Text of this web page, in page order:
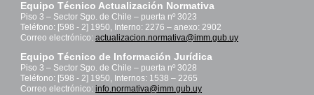
Equipo Técnico Actualización Normativa
Piso 3 – Sector Sgo. de Chile – puerta nº 3023
Teléfono: [598 - 2] 1950, Interno: 2276 – anexo: 2902
Correo electrónico: actualizacion.normativa@imm.gub.uy
Equipo Técnico de Información Jurídica
Piso 3 – Sector Sgo. de Chile – puerta nº 3028
Teléfono: [598 - 2] 1950, Internos: 1538 – 2265
Correo electrónico: info.normativa@imm.gub.uy